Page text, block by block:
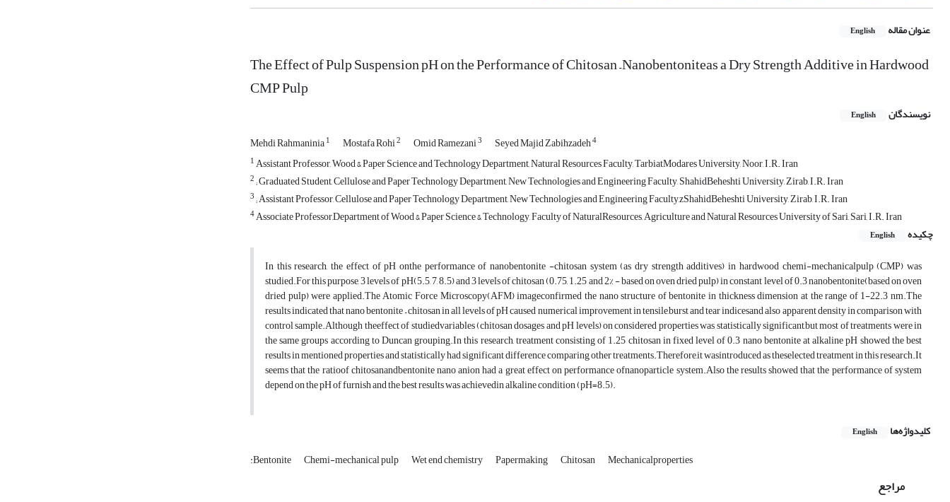
عنوان مقاله English
The Effect of Pulp Suspension pH on the Performance of Chitosan –Nanobentoniteas a Dry Strength Additive in Hardwood
CMP Pulp
نویسندگان English
Mehdi Rahmaninia1 Mostafa Rohi2 Omid Ramezani3 Seyed Majid Zabihzadeh4
1Assistant Professor, Wood & Paper Science and Technology Department, Natural Resources Faculty, TarbiatModares University, Noor, I.R. Iran
2; Graduated Student, Cellulose and Paper Technology Department, New Technologies and Engineering Faculty, ShahidBeheshti University, Zirab, I.R. Iran
3; Assistant Professor, Cellulose and Paper Technology Department, New Technologies and Engineering Faculty,zShahidBeheshti University, Zirab, I.R. Iran
4Associate Professor,Department of Wood & Paper Science & Technology, Faculty of NaturalResources, Agriculture and Natural Resources University of Sari, Sari, I.R. Iran
چکیده
English
In this research, the effect of pH onthe performance of nanobentonite -chitosan system (as dry strength additives) in hardwood chemi-mechanicalpulp (CMP) was
studied.For this purpose, 3 levels of pH(5.5, 7, 8.5) and 3 levels of chitosan (0.75, 1.25 and 2% - based on oven dried pulp) in constant level of 0.3 nanobentonite(based on oven
dried pulp) were applied.The Atomic Force Microscopy(AFM) imageconfirmed the nano structure of bentonite in thickness dimension at the range of 1-22.3 nm.The
results indicated that nano bentonite – chitosan in all levels of pH caused numerical improvement in tensile,burst and tear indicesand also apparent density in comparison with
control sample.Although theeffect of studiedvariables (chitosan dosages and pH levels) on considered properties was statistically significant,but most of treatments were in
the same groups according to Duncan grouping.In this research, treatment consisting of 1.25 chitosan in fixed level of 0.3 nano bentonite at alkaline pH showed the best
results in mentioned properties and statistically had significant difference comparing other treatments.Therefore,it wasintroduced as theselected treatment in this research.It
seems that the ratioof chitosanandbentonite nano anion had a great effect on performance ofnanoparticle system.Also the results showed that the performance of system
depend on the pH of furnish and the best results was achievedin alkaline condition (pH=8.5).
کلیدواژه‌ها English
:Bentonite Chemi-mechanical pulp Wet end chemistry Papermaking Chitosan Mechanicalproperties
مراجع